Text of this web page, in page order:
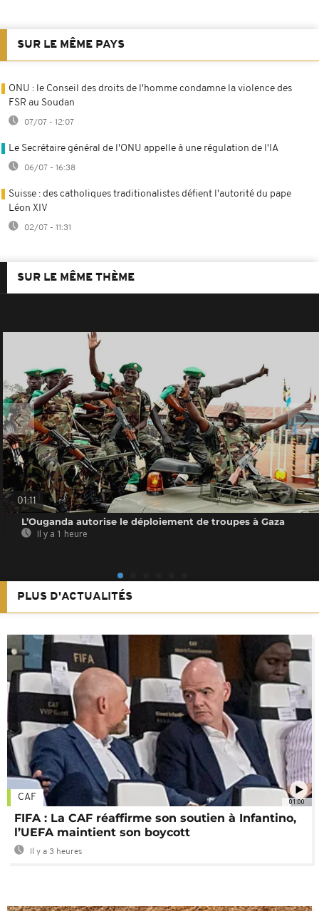
SUR LE MÊME PAYS
ONU : le Conseil des droits de l'homme condamne la violence des
FSR au Soudan
07/07 - 12:07
Le Secrétaire général de l'ONU appelle à une régulation de l'IA
06/07 - 16:38
Suisse : des catholiques traditionalistes défient l'autorité du pape
Léon XIV
02/07 - 11:31
SUR LE MÊME THÈME
01:11
L’Ouganda autorise le déploiement de troupes à Gaza
Il y a 1 heure
PLUS D'ACTUALITÉS
01:00
CAF
FIFA : La CAF réaffirme son soutien à Infantino,
l’UEFA maintient son boycott
Il y a 3 heures